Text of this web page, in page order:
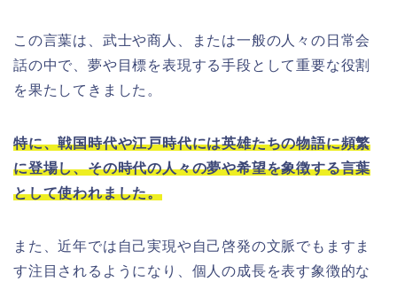
この言葉は、武士や商人、または一般の人々の日常会
話の中で、夢や目標を表現する手段として重要な役割
を果たしてきました。
特に、戦国時代や江戸時代には英雄たちの物語に頻繁
に登場し、その時代の人々の夢や希望を象徴する言葉
として使われました。
また、近年では自己実現や自己啓発の文脈でもますま
す注目されるようになり、個人の成長を表す象徴的な